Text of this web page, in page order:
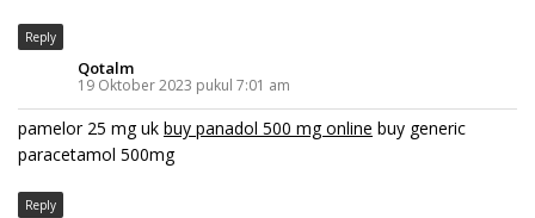
Reply
Qotalm
19 Oktober 2023 pukul 7:01 am
pamelor 25 mg uk buy panadol 500 mg online buy generic
paracetamol 500mg
Reply